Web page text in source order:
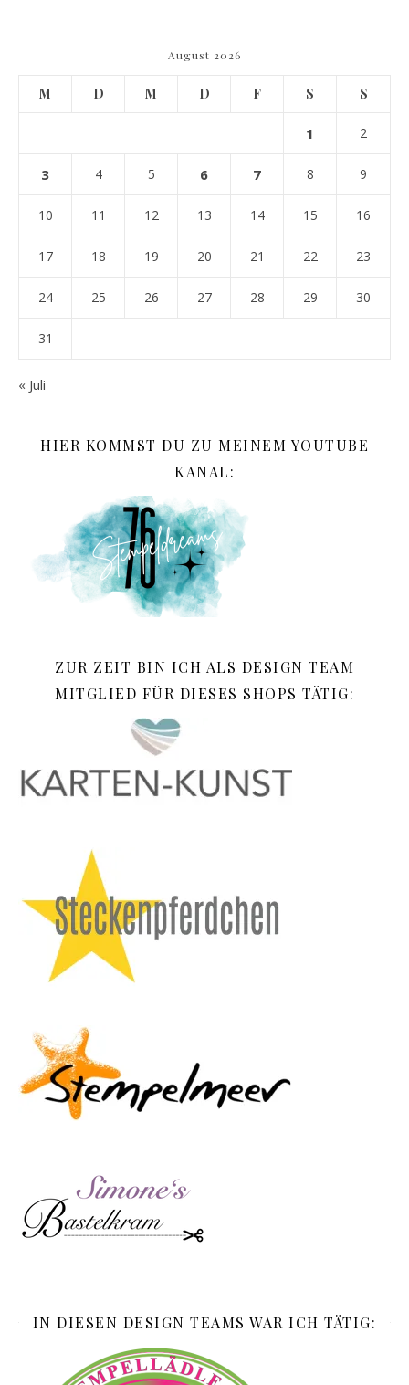
August 2026
M D M D F S S
1 2
3 4 5 6 7 8 9
10 11 12 13 14 15 16
17 18 19 20 21 22 23
24 25 26 27 28 29 30
31
« Juli
HIER KOMMST DU ZU MEINEM YOUTUBE
KANAL:
ZUR ZEIT BIN ICH ALS DESIGN TEAM
MITGLIED FÜR DIESES SHOPS TÄTIG:
IN DIESEN DESIGN TEAMS WAR ICH TÄTIG: